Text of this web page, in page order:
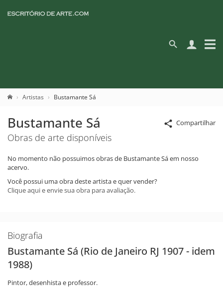
Artistas Bustamante Sá
Compartilhar
Bustamante Sá
Obras de arte disponíveis
No momento não possuimos obras de Bustamante Sá em nosso
acervo.
Você possui uma obra deste artista e quer vender?
Clique aqui e envie sua obra para avaliação.
Biografia
Bustamante Sá (Rio de Janeiro RJ 1907 - idem
1988)
Pintor, desenhista e professor.